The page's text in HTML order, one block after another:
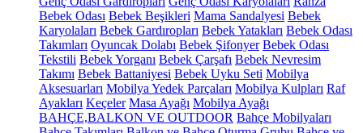
Bebek Odası Bebek Beşikleri Mama Sandalyesi Bebek
Karyolaları Bebek Gardıropları Bebek Yatakları Bebek Odası
Takımları Oyuncak Dolabı Bebek Şifonyer Bebek Odası
Tekstili Bebek Yorganı Bebek Çarşafı Bebek Nevresim
Takımı Bebek Battaniyesi Bebek Uyku Seti Mobilya
Aksesuarları Mobilya Yedek Parçaları Mobilya Kulpları Raf
Ayakları Keçeler Masa Ayağı Mobilya Ayağı
BAHÇE,BALKON VE OUTDOOR Bahçe Mobilyaları